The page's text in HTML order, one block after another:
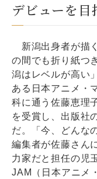
デビューを目
新潟出身者が描
の間でも折り紙つ
潟はレベルが高い
ある日本アニメ・
科に通う佐藤恵理
を受賞し、出版社
だ。「今、どんな
編集者が佐藤さん
力家だと担任の児
JAM（日本アニメ